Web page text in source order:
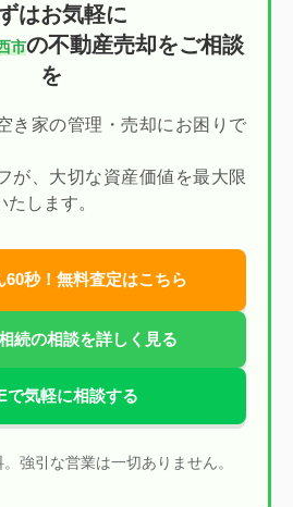
はお気軽に
市の不動産売却をご相談
を
き家の管理・売却にお困りで
が、大切な資産価値を最大限
します。
60秒！無料査定はこちら
続の相談を詳しく見る
で気軽に相談する
強引な営業は一切ありません。